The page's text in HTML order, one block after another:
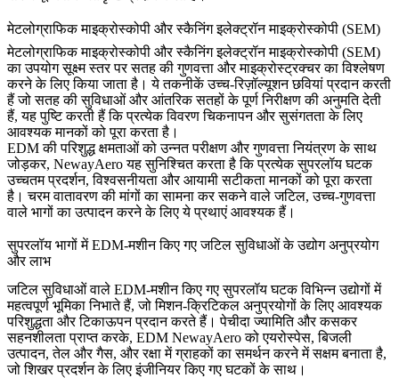
मेटलोग्राफिक माइक्रोस्कोपी और स्कैनिंग इलेक्ट्रॉन माइक्रोस्कोपी (SEM)
मेटलोग्राफिक माइक्रोस्कोपी औरस्कैनिंग इलेक्ट्रॉन माइक्रोस्कोपी (SEM)
का उपयोग सूक्ष्म स्तर पर सतह की गुणवत्ता और माइक्रोस्ट्रक्चर का विश्लेषण
करने के लिए किया जाता है। ये तकनीकें उच्च-रिज़ॉल्यूशन छवियां प्रदान करती
हैं जो सतह की सुविधाओं और आंतरिक सतहों के पूर्ण निरीक्षण की अनुमति देती
हैं, यह पुष्टि करती हैं कि प्रत्येक विवरण चिकनापन और सुसंगतता के लिए
आवश्यक मानकों को पूरा करता है।
EDM की परिशुद्ध क्षमताओं को उन्नत परीक्षण और गुणवत्ता नियंत्रण के साथ
जोड़कर, NewayAero यह सुनिश्चित करता है कि प्रत्येक सुपरलॉय घटक
उच्चतम प्रदर्शन, विश्वसनीयता और आयामी सटीकता मानकों को पूरा करता
है। चरम वातावरण की मांगों का सामना कर सकने वाले जटिल, उच्च-गुणवत्ता
वाले भागों का उत्पादन करने के लिए ये प्रथाएं आवश्यक हैं।
सुपरलॉय भागों में EDM-मशीन किए गए जटिल सुविधाओं के उद्योग अनुप्रयोग
और लाभ
जटिल सुविधाओं वाले EDM-मशीन किए गए सुपरलॉय घटक विभिन्न उद्योगों में
महत्वपूर्ण भूमिका निभाते हैं, जो मिशन-क्रिटिकल अनुप्रयोगों के लिए आवश्यक
परिशुद्धता और टिकाऊपन प्रदान करते हैं। पेचीदा ज्यामिति और कसकर
सहनशीलता प्राप्त करके, EDM NewayAeroको एयरोस्पेस, बिजली
उत्पादन, तेल और गैस, और रक्षा में ग्राहकों का समर्थन करने में सक्षम बनाता है,
जो शिखर प्रदर्शन के लिए इंजीनियर किए गए घटकों के साथ।